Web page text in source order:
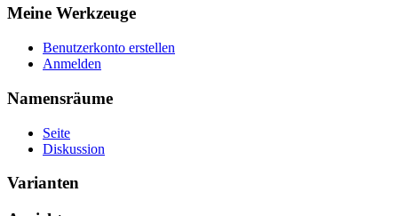
Meine Werkzeuge
Benutzerkonto erstellen
Anmelden
Namensräume
Seite
Diskussion
Varianten